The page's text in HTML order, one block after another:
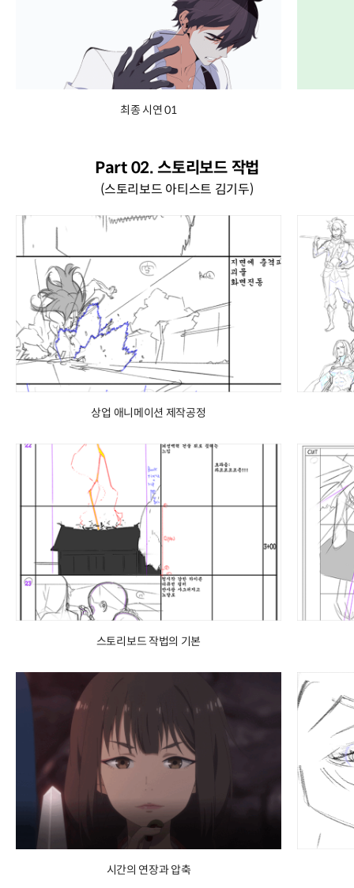
최종 시연 01
Part 02. 스토리보드 작법
(스토리보드 아티스트 김기두)
상업 애니메이션 제작공정
스토리보드 작법의 기본
시간의 연장과 압축